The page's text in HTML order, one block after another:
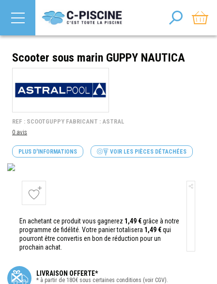
Scooter sous marin GUPPY NAUTICA
0 avis
REF : SCOOTGUPPY FABRICANT : ASTRAL
PLUS D'INFORMATIONS VOIR LES PIÈCES DÉTACHÉES
En achetant ce produit vous gagnerez 1,49 €grâce à notre
programme de fidélité. Votre panier totalisera 1,49 €qui
pourront être convertis en bon de réduction pour un
prochain achat.
LIVRAISON OFFERTE*
* à partir de 180€ sous certaines conditions (voir CGV).